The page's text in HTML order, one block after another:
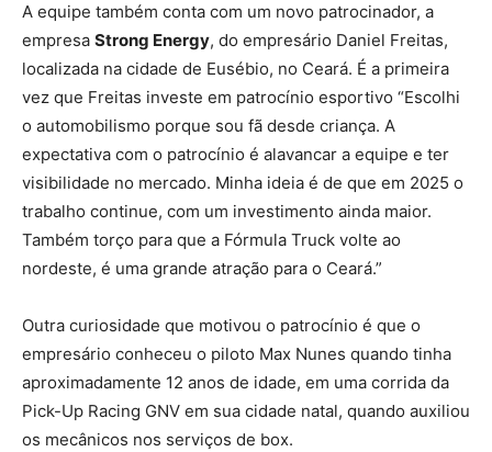
A equipe também conta com um novo patrocinador, a
empresa Strong Energy, do empresário Daniel Freitas,
localizada na cidade de Eusébio, no Ceará. É a primeira
vez que Freitas investe em patrocínio esportivo “Escolhi
o automobilismo porque sou fã desde criança. A
expectativa com o patrocínio é alavancar a equipe e ter
visibilidade no mercado. Minha ideia é de que em 2025 o
trabalho continue, com um investimento ainda maior.
Também torço para que a Fórmula Truck volte ao
nordeste, é uma grande atração para o Ceará.”
Outra curiosidade que motivou o patrocínio é que o
empresário conheceu o piloto Max Nunes quando tinha
aproximadamente 12 anos de idade, em uma corrida da
Pick-Up Racing GNV em sua cidade natal, quando auxiliou
os mecânicos nos serviços de box.